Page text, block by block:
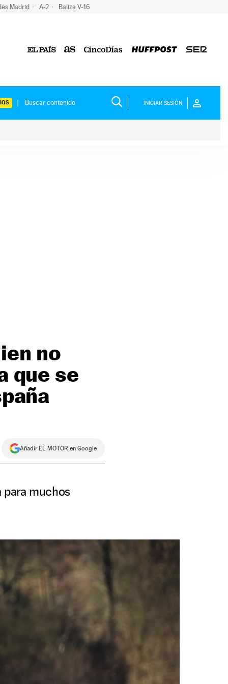
Madrid A-2 Baliza V-16
INICIAR SESIÓN
no
que se
Añadir EL MOTOR en Google
para muchos